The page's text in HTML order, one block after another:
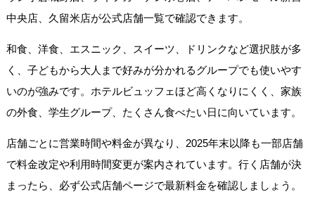
中央店、久留米店が公式店舗一覧で確認できます。
和食、洋食、エスニック、スイーツ、ドリンクなど選択肢が多
く、子どもから大人まで好みが分かれるグループでも使いやす
いのが強みです。ホテルビュッフェほど高くなりにくく、家族
の外食、学生グループ、たくさん食べたい日に向いています。
店舗ごとに営業時間や料金が異なり、2025年末以降も一部店舗
で料金改定や利用時間変更が案内されています。行く店舗が決
まったら、必ず公式店舗ページで最新料金を確認しましょう。